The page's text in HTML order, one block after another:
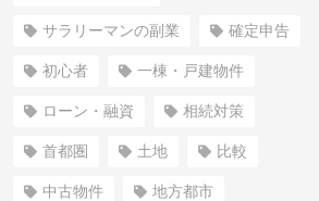
サラリーマンの副業 確定申告
初心者 一棟・戸建物件
ローン・融資 相続対策
首都圏 土地 比較
中古物件 地方都市